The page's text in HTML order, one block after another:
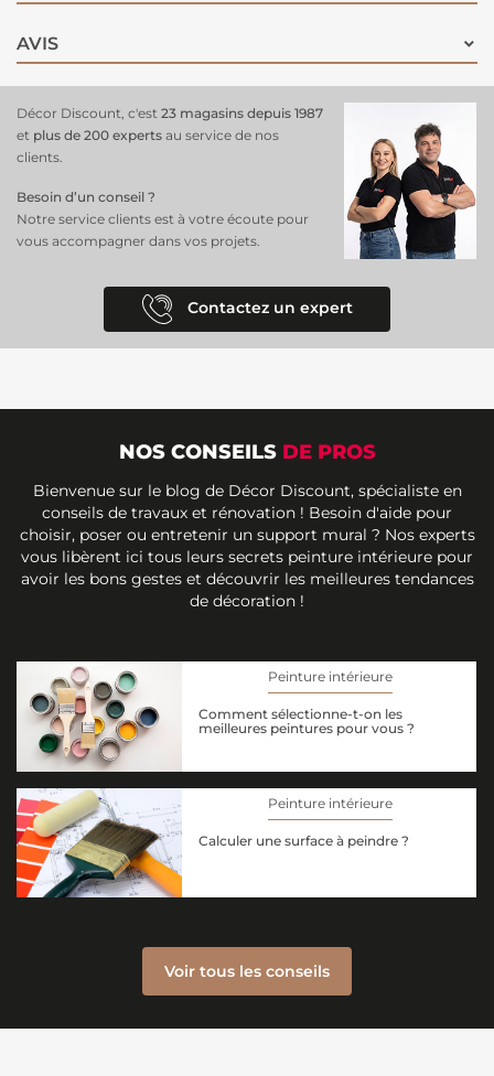
AVIS
Décor Discount, c'est 23 magasins depuis 1987
et plus de 200 experts au service de nos
clients.
Besoin d’un conseil ?
Notre service clients est à votre écoute pour
vous accompagner dans vos projets.
Contactez un expert
NOS CONSEILS DE PROS
Bienvenue sur le blog de Décor Discount, spécialiste en
conseils de travaux et rénovation ! Besoin d'aide pour
choisir, poser ou entretenir un support mural ? Nos experts
vous libèrent ici tous leurs secrets peinture intérieure pour
avoir les bons gestes et découvrir les meilleures tendances
de décoration !
Peinture intérieure
Comment sélectionne-t-on les
meilleures peintures pour vous ?
Peinture intérieure
Calculer une surface à peindre ?
Voir tous les conseils